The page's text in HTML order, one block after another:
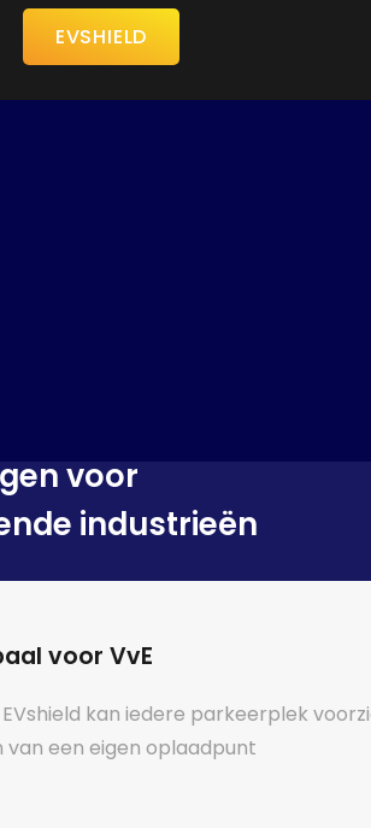
EVSHIELD
voor
industrieën
voor VvE
kan iedere parkeerplek
van een eigen oplaadpunt